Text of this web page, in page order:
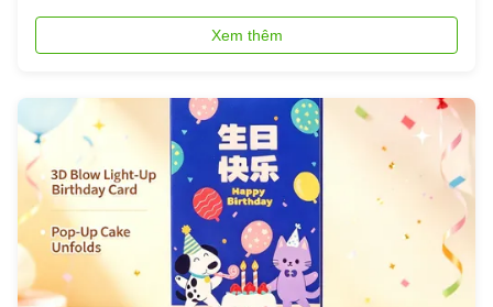
dựng thương hiệu trải nghiệm, brochure video và hộp video
đã trở thành ...
Xem thêm